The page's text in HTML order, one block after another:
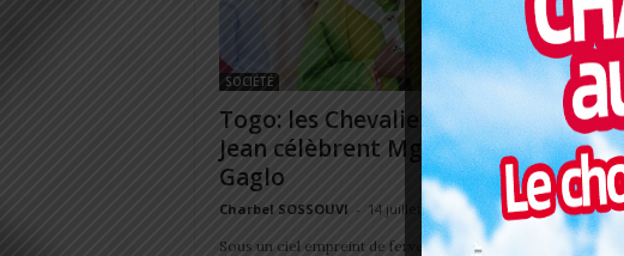
SOCIÉTÉ
Togo: les Chevaliers de Saint
Jean célèbrent Mgr Isaac Jogues
Gaglo
Charbel SOSSOUVI - 14 juillet 2026 0
Sous un ciel empreint de ferveur et d'allégresse, les